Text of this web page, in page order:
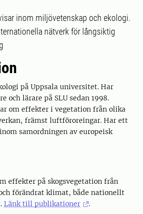
inom miljövetenskap och ekologi.
nätverk för långsiktig
på Uppsala universitet. Har
och lärare på SLU sedan 1998.
om effekter i vegetation från olika
främst luftföroreingar. Har ett
samordningen av europeisk
effekter på skogsvegetation från
förändrat klimat, både nationellt
Länk till publikationer
.